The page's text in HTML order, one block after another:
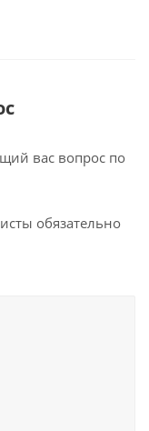
вас вопрос по
обязательно